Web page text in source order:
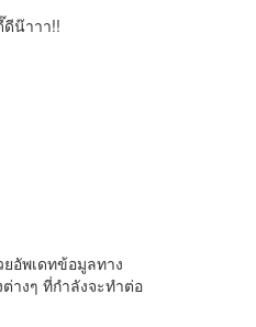
น๊าาา!!
อัพเดทข้อมูลทาง
างๆ ที่กำลังจะทำต่อ